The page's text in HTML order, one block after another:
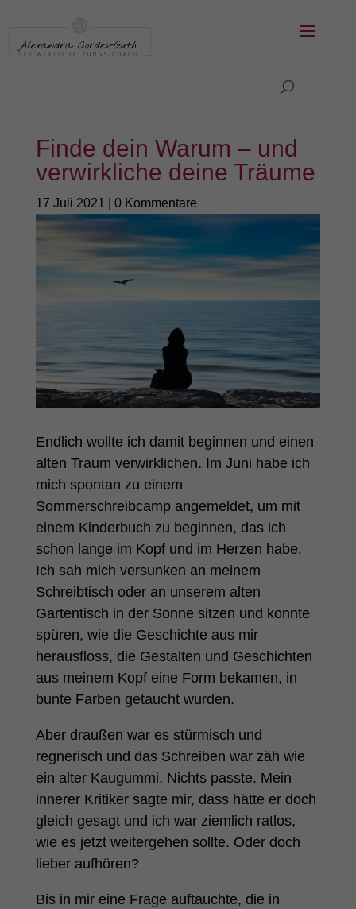
Finde dein Warum – und
verwirkliche deine Träume
17 Juli 2021 0 Kommentare
Endlich wollte ich damit beginnen und einen
alten Traum verwirklichen. Im Juni habe ich
mich spontan zu einem
Sommerschreibcamp angemeldet, um mit
einem Kinderbuch zu beginnen, das ich
schon lange im Kopf und im Herzen habe.
Ich sah mich versunken an meinem
Schreibtisch oder an unserem alten
Gartentisch in der Sonne sitzen und konnte
spüren, wie die Geschichte aus mir
herausfloss, die Gestalten und Geschichten
aus meinem Kopf eine Form bekamen, in
bunte Farben getaucht wurden.
Aber draußen war es stürmisch und
regnerisch und das Schreiben war zäh wie
ein alter Kaugummi. Nichts passte. Mein
innerer Kritiker sagte mir, dass hätte er doch
gleich gesagt und ich war ziemlich ratlos,
wie es jetzt weitergehen sollte. Oder doch
lieber aufhören?
Bis in mir eine Frage auftauchte, die in